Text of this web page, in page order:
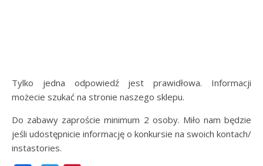
Tylko jedna odpowiedź jest prawidłowa. Informacji
możecie szukać na stronie naszego sklepu.
Do zabawy zaproście minimum 2 osoby. Miło nam będzie
jeśli udostępnicie informację o konkursie na swoich kontach/
instastories.